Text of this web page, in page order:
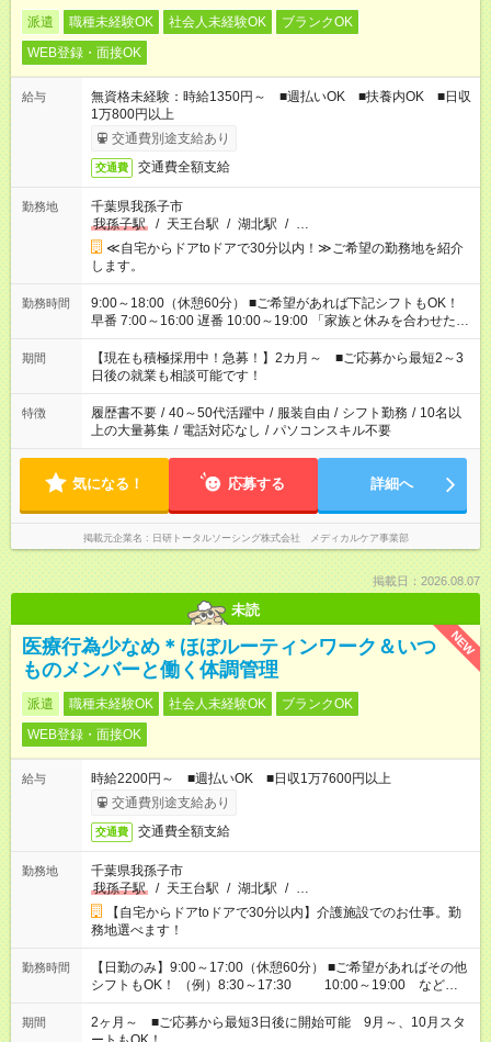
派遣 職種未経験OK 社会人未経験OK
ブランクOK
WEB登録・面接OK
給与
無資格未経験：時給1350円～ ■週払いOK ■扶養内OK ■日収
1万800円以上
交通費別途支給あり
交通費 交通費全額支給
勤務地
千葉県我孫子市
我孫子駅
/ 天王台駅 / 湖北駅 / …
≪自宅からドアtoドアで30分以内！≫ご希望の勤務地を紹介
します。
勤務時間
9:00～18:00（休憩60分） ■ご希望があれば下記シフトもOK！
早番 7:00～16:00 遅番 10:00～19:00 「家族と休みを合わせた
い」 「余裕を持って夕飯の準備がしたい」 「できれば残業はし
たくない」 など、ご希望を教えてくださいね。 ※Wワーク希望
の方へ 今ご覧のお仕事で希望する勤務時間と、もう1つのお仕事
の勤務時間。 合計で週40時間を超える場合は応募できません。
期間
【現在も積極採用中！急募！】2カ月～ ■ご応募から最短2～3
日後の就業も相談可能です！
特徴 履歴書不要 / 40～50代活躍中 / 服装自由 / シフト勤務 / 10名以
上の大量募集 / 電話対応なし / パソコンスキル不要
気になる！ 応募する 詳細へ
掲載元企業名 日研トータルソーシング株式会社 メディカルケア事業部
掲載日：2026.08.07
未読
NEW
医療行為少なめ＊ほぼルーティンワーク＆いつ
ものメンバーと働く体調管理
派遣 職種未経験OK 社会人未経験OK
ブランクOK
WEB登録・面接OK
給与
時給2200円～ ■週払いOK ■日収1万7600円以上
交通費別途支給あり
交通費 交通費全額支給
勤務地
千葉県我孫子市
我孫子駅
/ 天王台駅 / 湖北駅 / …
【自宅からドアtoドアで30分以内】介護施設でのお仕事。勤
務地選べます！
勤務時間
【日勤のみ】9:00～17:00（休憩60分） ■ご希望があればその他
シフトもOK！ （例）8:30～17:30 10:00～19:00 など
「家族とお休みを合わせたい」 「できれば残業はしたくない」
など、あなたのご希望に沿ったお仕事をご紹介します！ ※Wワ
ーク希望の方へ 今ご覧のお仕事で希望する勤務時間と、もう1つ
期間
2ヶ月～ ■ご応募から最短3日後に開始可能 9月～、10月スタ